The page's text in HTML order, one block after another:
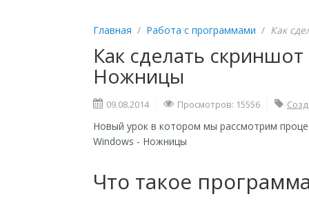
Главная / Работа с программами / Как
Как сделать
Ножницы
09.08.2014 Просмотров: 15556
Новый урок в котором мы рассмотрим
Windows - Ножницы
Что такое